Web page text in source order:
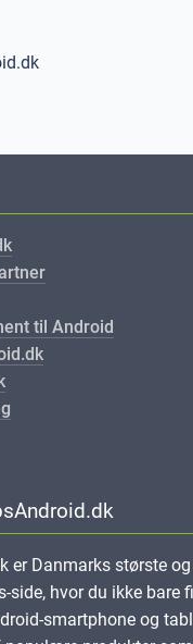
til Android
er Danmarks største
side, hvor du ikke bare
smartphone og